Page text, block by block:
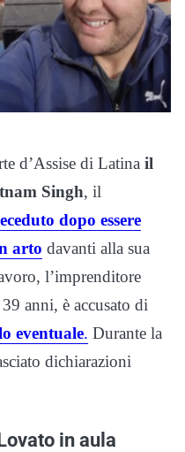
d’Assise di Latina il
Singh, il
dopo essere
arto davanti alla sua
l’imprenditore
anni, è accusato di
eventuale. Durante la
dichiarazioni
in aula